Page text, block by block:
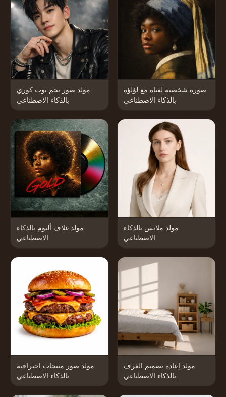
مولد صور نجم بوب كوري
بالذكاء الاصطناعي
صورة شخصية لفتاة مع لؤلؤة
بالذكاء الاصطناعي
مولد غلاف ألبوم بالذكاء
الاصطناعي
مولد ملابس بالذكاء
الاصطناعي
مولد صور منتجات احترافية
بالذكاء الاصطناعي
مولد إعادة تصميم الغرف
بالذكاء الاصطناعي